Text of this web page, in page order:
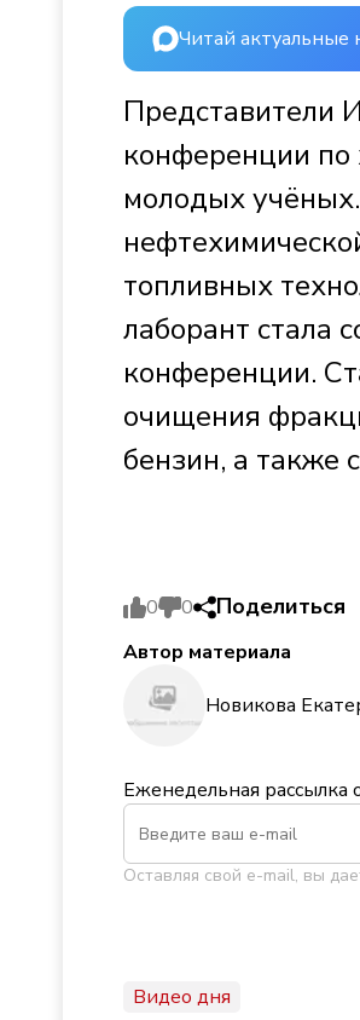
Читай актуальные
Представители
конференции по
молодых
топливных
лаборант стала
конференции.
очищения
бензин, а также
0 0 Поделиться
Автор материала
Новикова
Еженедельная
Оставляя свой e-mail, вы
Видео дня